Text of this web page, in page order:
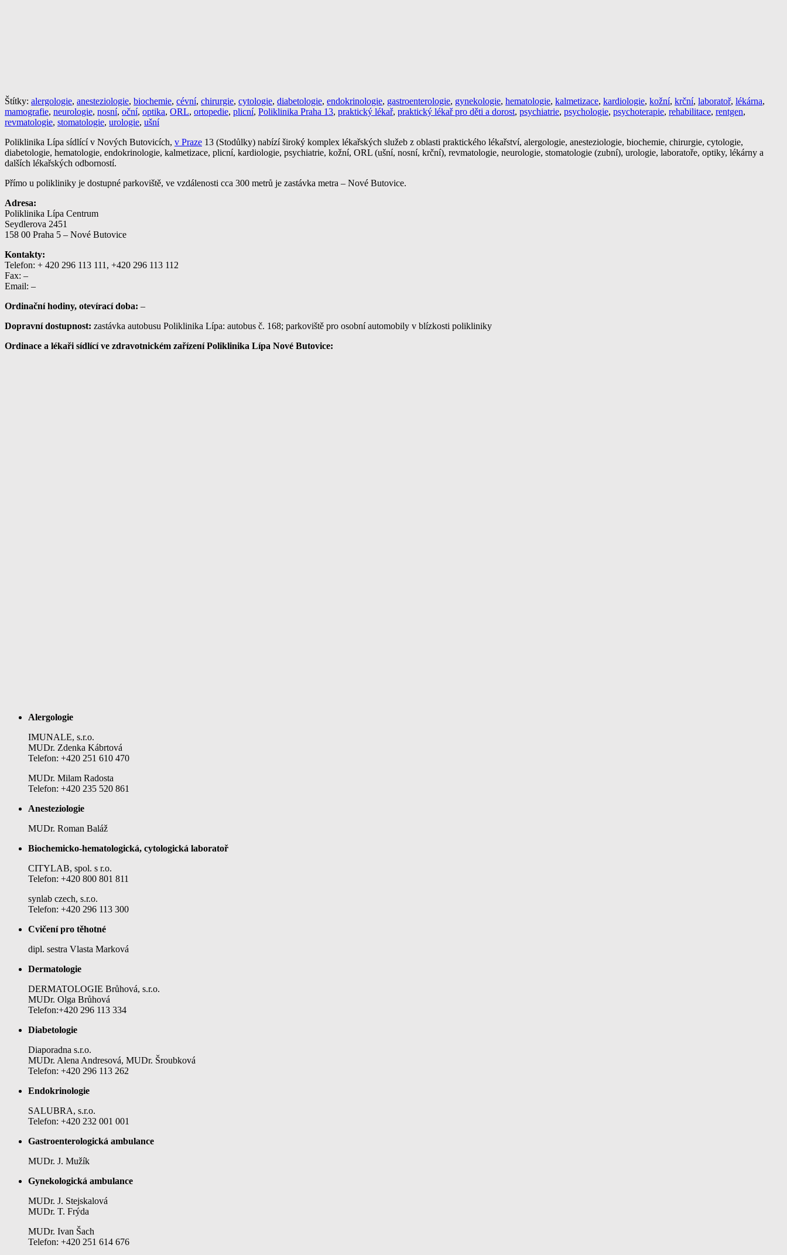
Štítky: alergologie, anesteziologie, biochemie, cévní, chirurgie, cytologie, diabetologie, endokrinologie, gastroenterologie, gynekologie, hematologie, kalmetizace, kardiologie, kožní, krční, laboratoř, lékárna,
mamografie, neurologie, nosní, oční, optika, ORL, ortopedie, plicní, Poliklinika Praha 13, praktický lékař, praktický lékař pro děti a dorost, psychiatrie, psychologie, psychoterapie, rehabilitace, rentgen,
revmatologie, stomatologie, urologie, ušní
Poliklinika Lípa sídlící v Nových Butovicích, v Praze 13 (Stodůlky) nabízí široký komplex lékařských služeb z oblasti praktického lékařství, alergologie, anesteziologie, biochemie, chirurgie, cytologie,
diabetologie, hematologie, endokrinologie, kalmetizace, plicní, kardiologie, psychiatrie, kožní, ORL (ušní, nosní, krční), revmatologie, neurologie, stomatologie (zubní), urologie, laboratoře, optiky, lékárny a
dalších lékařských odborností.
Přímo u polikliniky je dostupné parkoviště, ve vzdálenosti cca 300 metrů je zastávka metra – Nové Butovice.
Adresa:
Poliklinika Lípa Centrum
Seydlerova 2451
158 00 Praha 5 – Nové Butovice
Kontakty:
Telefon: + 420 296 113 111, +420 296 113 112
Fax: –
Email: –
Ordinační hodiny, otevírací doba: –
Dopravní dostupnost: zastávka autobusu Poliklinika Lípa: autobus č. 168; parkoviště pro osobní automobily v blízkosti polikliniky
Ordinace a lékaři sídlící ve zdravotnickém zařízení Poliklinika Lípa Nové Butovice:
Alergologie
IMUNALE, s.r.o.
MUDr. Zdenka Kábrtová
Telefon: +420 251 610 470
MUDr. Milam Radosta
Telefon: +420 235 520 861
Anesteziologie
MUDr. Roman Baláž
Biochemicko-hematologická, cytologická laboratoř
CITYLAB, spol. s r.o.
Telefon: +420 800 801 811
synlab czech, s.r.o.
Telefon: +420 296 113 300
Cvičení pro těhotné
dipl. sestra Vlasta Marková
Dermatologie
DERMATOLOGIE Brůhová, s.r.o.
MUDr. Olga Brůhová
Telefon:+420 296 113 334
Diabetologie
Diaporadna s.r.o.
MUDr. Alena Andresová, MUDr. Šroubková
Telefon: +420 296 113 262
Endokrinologie
SALUBRA, s.r.o.
Telefon: +420 232 001 001
Gastroenterologická ambulance
MUDr. J. Mužík
Gynekologická ambulance
MUDr. J. Stejskalová
MUDr. T. Frýda
MUDr. Ivan Šach
Telefon: +420 251 614 676